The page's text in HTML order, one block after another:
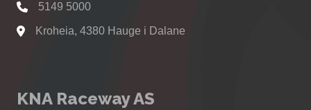
5149 5000
Se kart til Motorcenter Norway i Sokndal
Kroheia, 4380 Hauge i Dalane
KNA Raceway AS